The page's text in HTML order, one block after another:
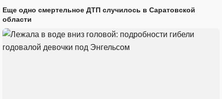
Еще одно смертельное ДТП случилось в Саратовской
области